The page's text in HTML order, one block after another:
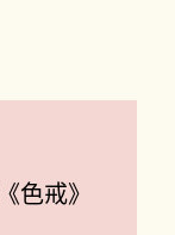
色戒》